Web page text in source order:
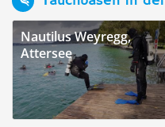
Nautilus Weyregg,
Attersee